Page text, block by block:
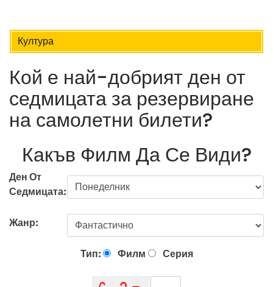
Култура
Кой е най-добрият ден от
седмицата за резервиране
на самолетни билети?
Какъв Филм Да Се Види?
Ден От
Седмицата:
Жанр:
Тип: Филм Серия